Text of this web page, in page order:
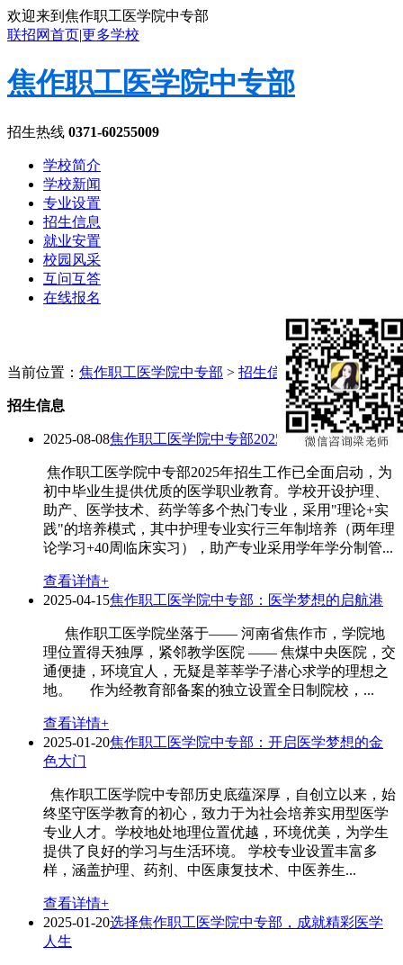
欢迎来到焦作职工医学院中专部
联招网首页|更多学校
焦作职工医学院中专部
招生热线 0371-60255009
学校简介
学校新闻
专业设置
招生信息
就业安置
校园风采
互问互答
在线报名
当前位置： 焦作职工医学院中专部 > 招生信息
招生信息
2025-08-08焦作职工医学院中专部2025年招生信息
焦作职工医学院中专部2025年招生工作已全面启动，为
初中毕业生提供优质的医学职业教育。学校开设护理、
助产、医学技术、药学等多个热门专业，采用"理论+实
践"的培养模式，其中护理专业实行三年制培养（两年理
论学习+40周临床实习），助产专业采用学年学分制管...
查看详情+
2025-04-15焦作职工医学院中专部：医学梦想的启航港
焦作职工医学院坐落于—— 河南省焦作市，学院地
理位置得天独厚，紧邻教学医院 —— 焦煤中央医院，交
通便捷，环境宜人，无疑是莘莘学子潜心求学的理想之
地。 作为经教育部备案的独立设置全日制院校，...
查看详情+
2025-01-20焦作职工医学院中专部：开启医学梦想的金
色大门
焦作职工医学院中专部历史底蕴深厚，自创立以来，始
终坚守医学教育的初心，致力于为社会培养实用型医学
专业人才。学校地处地理位置优越，环境优美，为学生
提供了良好的学习与生活环境。 学校专业设置丰富多
样，涵盖护理、药剂、中医康复技术、中医养生...
查看详情+
2025-01-20选择焦作职工医学院中专部，成就精彩医学
人生